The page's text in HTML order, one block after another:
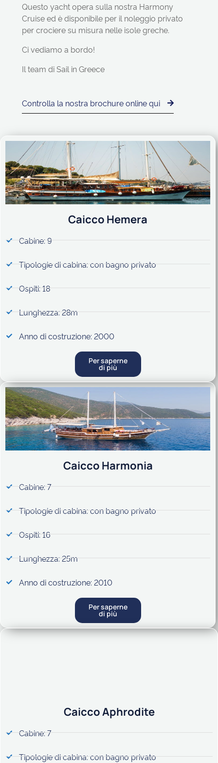
Questo yacht opera sulla nostra Harmony
Cruise ed è disponibile per il noleggio privato
per crociere su misura nelle isole greche.
Ci vediamo a bordo!
Il team di Sail in Greece
Controlla la nostra brochure online qui
Caicco Hemera
Cabine: 9
Tipologie di cabina: con bagno privato
Ospiti: 18
Lunghezza: 28m
Anno di costruzione: 2000
Per saperne
di più
Caicco Harmonia
Cabine: 7
Tipologie di cabina: con bagno privato
Ospiti: 16
Lunghezza: 25m
Anno di costruzione: 2010
Per saperne
di più
Caicco Aphrodite
Cabine: 7
Tipologie di cabina: con bagno privato